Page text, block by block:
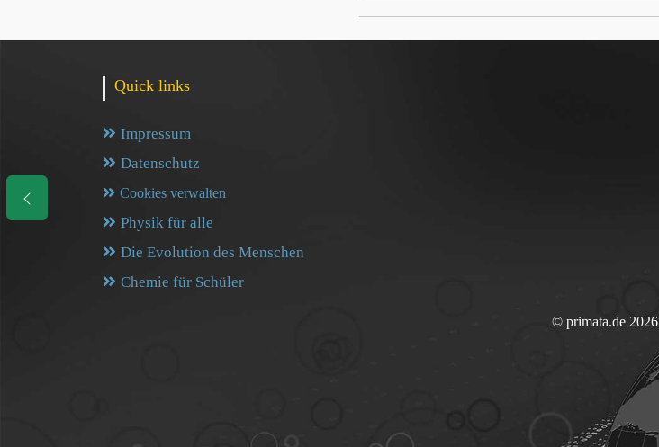
Quick links
Impressum
Datenschutz
Cookies verwalten
Physik für alle
Die Evolution des Menschen
Chemie für Schüler
© primata.de 2026